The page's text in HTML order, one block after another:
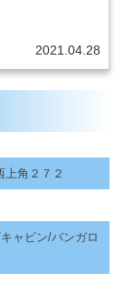
2021.04.28
上角２７２
ャビン/バンガロ